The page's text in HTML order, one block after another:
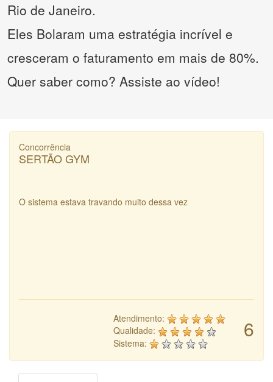
Rio de Janeiro.
Eles Bolaram uma estratégia incrível e
cresceram o faturamento em mais de 80%.
Quer saber como? Assiste ao vídeo!
Concorrência
SERTÃO GYM
O sistema estava travando muito dessa vez
6
Atendimento:
Qualidade:
Sistema: